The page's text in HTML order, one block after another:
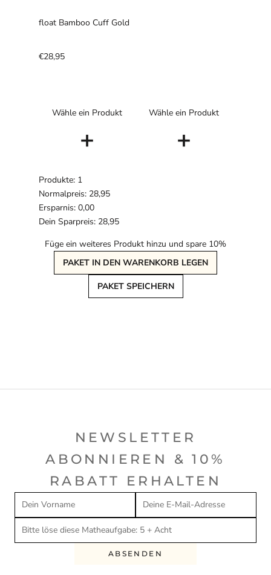
float Bamboo Cuff Gold
€28,95
Wähle ein Produkt
+
Wähle ein Produkt
+
Produkte: 1
Normalpreis: 28,95
Ersparnis: 0,00
Dein Sparpreis: 28,95
Füge ein weiteres Produkt hinzu und spare 10%
PAKET IN DEN WARENKORB LEGEN
PAKET SPEICHERN
NEWSLETTER
ABONNIEREN & 10%
RABATT ERHALTEN
ABSENDEN